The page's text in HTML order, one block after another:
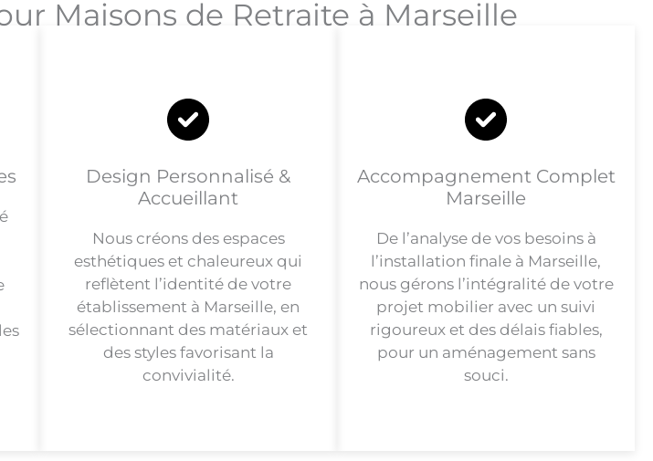
Maisons de Retraite à Marseille
Design Personnalisé &
Accueillant
Nous créons des espaces
esthétiques et chaleureux qui
reflètent l’identité de votre
établissement à Marseille, en
sélectionnant des matériaux et
des styles favorisant la
convivialité.
Accompagnement Complet
Marseille
De l’analyse de vos besoins à
l’installation finale à Marseille,
nous gérons l’intégralité de votre
projet mobilier avec un suivi
rigoureux et des délais fiables,
pour un aménagement sans
souci.